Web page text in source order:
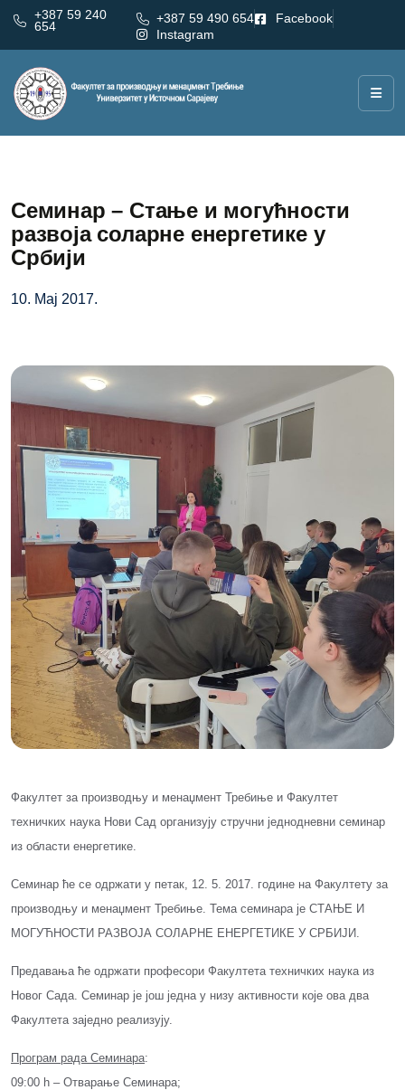
+387 59 240
654
+387 59 490 654
Facebook
Instagram
Семинар – Стање и могућности
развоја соларне енергетике у
Србији
10. Мај 2017.
Факултет за производњу и менаџмент Требиње и Факултет
техничких наука Нови Сад организују стручни једнодневни семинар
из области енергетике.
Семинар ће се одржати у петак, 12. 5. 2017. године на Факултету за
производњу и менаџмент Требиње. Тема семинара је СТАЊЕ И
МОГУЋНОСТИ РАЗВОЈА СОЛАРНЕ ЕНЕРГЕТИКЕ У СРБИЈИ.
Предавања ће одржати професори Факултета техничких наука из
Новог Сада. Семинар је још једна у низу активности које ова два
Факултета заједно реализују.
Програм рада Семинара:
09:00 h – Отварање Семинара;